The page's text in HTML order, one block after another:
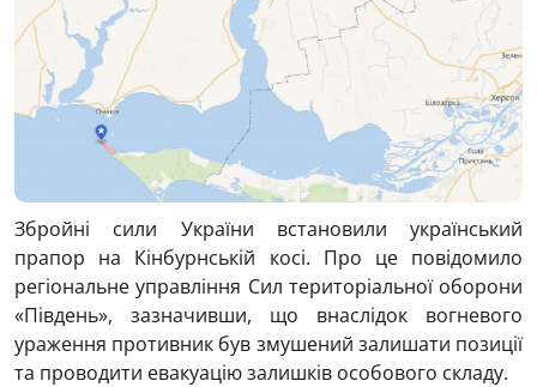
Збройні сили України встановили український
прапор на Кінбурнській косі. Про це повідомило
регіональне управління Сил територіальної оборони
«Південь», зазначивши, що внаслідок вогневого
ураження противник був змушений залишати позиції
та проводити евакуацію залишків особового складу.